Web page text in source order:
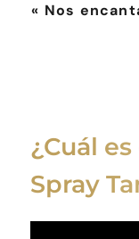
« Nos
¿Cuál
Spray